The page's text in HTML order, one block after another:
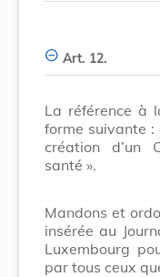
Art. 12.
La référence à
forme suivante
création d’un
santé ».
Mandons et
insérée au
Luxembourg
par tous ceux